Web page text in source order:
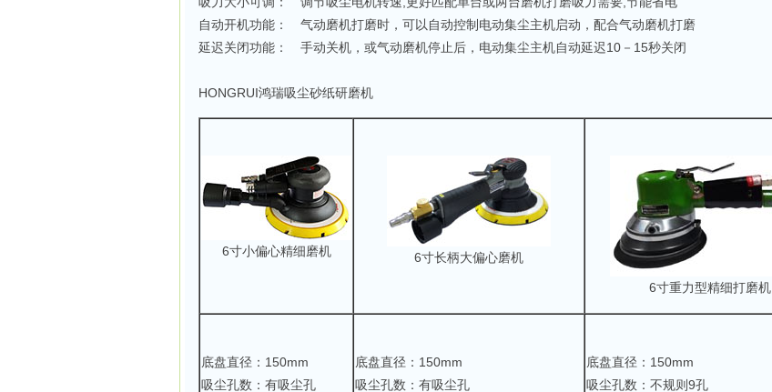
自动开机功能： 气动磨机打磨时，可以自动控制电动集尘主机启动，配合气动磨机打磨
延迟关闭功能： 手动关机，或气动磨机停止后，电动集尘主机自动延迟10－15秒关闭
HONGRUI鸿瑞吸尘砂纸研磨机
6寸小偏心精细磨机 6寸长柄大偏心磨机
6寸重力型精细打磨机
底盘直径：150mm
吸尘孔数：有吸尘孔
底盘直径：150mm
吸尘孔数：有吸尘孔
底盘直径：150mm
吸尘孔数：不规则9孔